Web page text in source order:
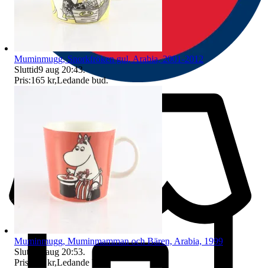
Muminmugg, Snorkfröken gul, Arabia, 2001-2012
Sluttid9 aug 20:43.
Pris:165 kr,Ledande bud.
Muminmugg, Muminmamman och Bären, Arabia, 1999
Sluttid
9 aug 20:53.
Pris:
120 kr,Ledande bud